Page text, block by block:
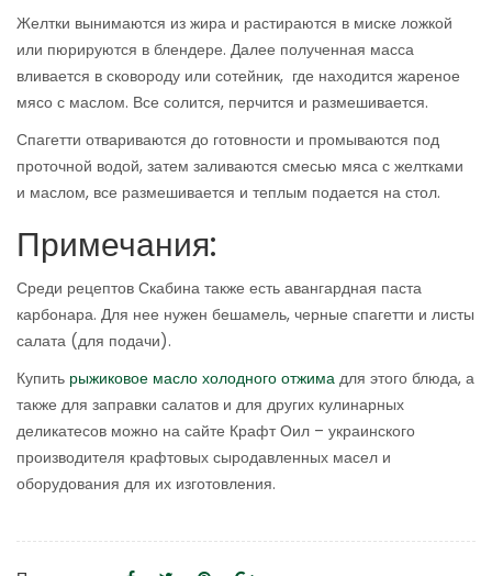
Желтки вынимаются из жира и растираются в миске ложкой
или пюрируются в блендере. Далее полученная масса
вливается в сковороду или сотейник, где находится жареное
мясо с маслом. Все солится, перчится и размешивается.
Спагетти отвариваются до готовности и промываются под
проточной водой, затем заливаются смесью мяса с желтками
и маслом, все размешивается и теплым подается на стол.
Примечания:
Среди рецептов Скабина также есть авангардная паста
карбонара. Для нее нужен бешамель, черные спагетти и листы
салата (для подачи).
Купить рыжиковое масло холодного отжима для этого блюда, а
также для заправки салатов и для других кулинарных
деликатесов можно на сайте Крафт Оил – украинского
производителя крафтовых сыродавленных масел и
оборудования для их изготовления.